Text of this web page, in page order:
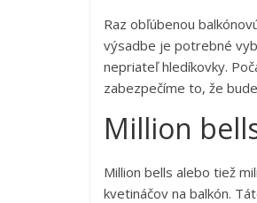
Raz obľúbenou
výsadbe je potrebné
nepriateľ hledíkovky.
zabezpečíme to, že
Million
Million bells alebo tiež
kvetináčov na balkón.